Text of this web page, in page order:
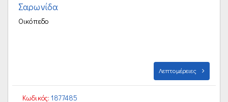
Σαρωνίδα
Οικόπεδο
Λεπτομέρειες
Κωδικός: 1877485